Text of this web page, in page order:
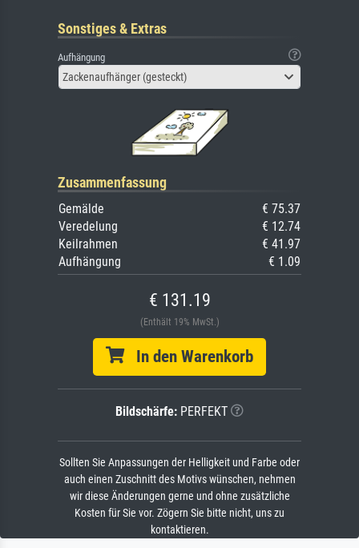
Sonstiges & Extras
Aufhängung
Zackenaufhänger (gesteckt)
Zusammenfassung
Gemälde
€ 75.37
Veredelung
€ 12.74
Keilrahmen
€ 41.97
Aufhängung
€ 1.09
€ 131.19
(Enthält 19% MwSt.)
In den Warenkorb
Bildschärfe: PERFEKT
Sollten Sie Anpassungen der Helligkeit und Farbe oder
auch einen Zuschnitt des Motivs wünschen, nehmen
wir diese Änderungen gerne und ohne zusätzliche
Kosten für Sie vor. Zögern Sie bitte nicht, uns zu
kontaktieren.